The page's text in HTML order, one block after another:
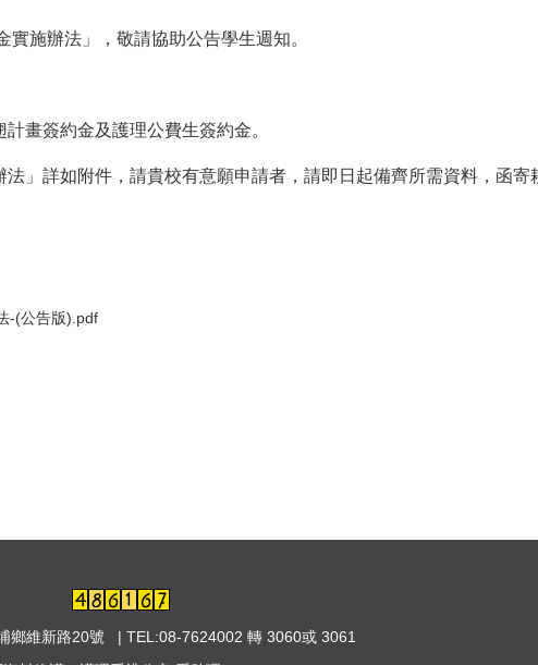
施辦法」，敬請協助公告學生週知。
畫簽約金及護理公費生簽約金。
」詳如附件，請貴校有意願申請者，請即日起備齊所需資料，函寄
-(公告版).pdf
鄉維新路20號 | TEL:08-7624002 轉 3060或 3061